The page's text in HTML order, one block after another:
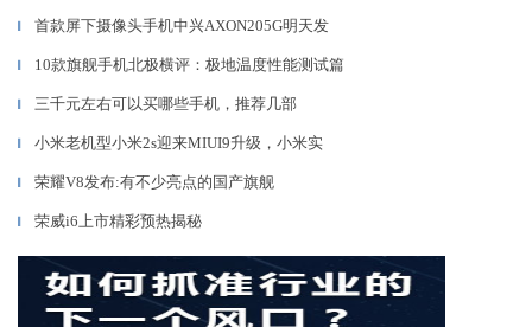
▎ 首款屏下摄像头手机中兴AXON205G明天发
▎ 10款旗舰手机北极横评：极地温度性能测试篇
▎ 三千元左右可以买哪些手机，推荐几部
▎ 小米老机型小米2s迎来MIUI9升级，小米实
▎ 荣耀V8发布:有不少亮点的国产旗舰
▎ 荣威i6上市精彩预热揭秘